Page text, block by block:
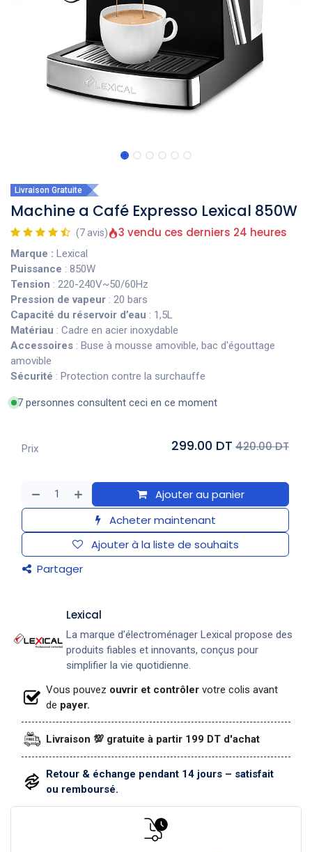
Livraison Gratuite
Machine a Café Expresso Lexical 850W
(7 avis) 3 vendu ces derniers 24 heures
Marque : Lexical
Puissance : 850W
Tension : 220-240V~50/60Hz
Pression de vapeur : 20 bars
Capacité du réservoir d’eau : 1,5L
Matériau : Cadre en acier inoxydable
Accessoires : Buse à mousse amovible, bac d'égouttage
amovible
Sécurité : Protection contre la surchauffe
7 personnes consultent ceci en ce moment
Ajouter au panier
Acheter maintenant
Ajouter à la liste de souhaits
Partager
Prix 299.00 DT 420.00 DT
Lexical
La marque d’électroménager Lexical propose des
produits fiables et innovants, conçus pour
simplifier la vie quotidienne.
Vous pouvez ouvrir et contrôler votre colis avant
de payer.
Livraison 💯 gratuite à partir 199 DT d'achat
Retour & échange pendant 14 jours – satisfait
ou remboursé.